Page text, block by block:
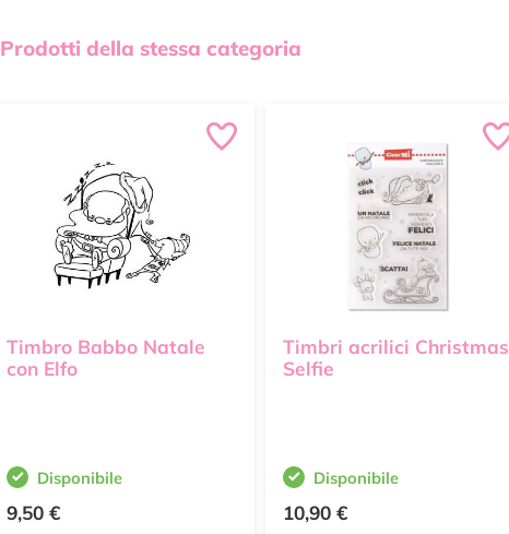
Prodotti della stessa categoria
Timbro Babbo Natale
con Elfo
Disponibile
9,50 €
Timbri acrilici Christmas
Selfie
Disponibile
10,90 €